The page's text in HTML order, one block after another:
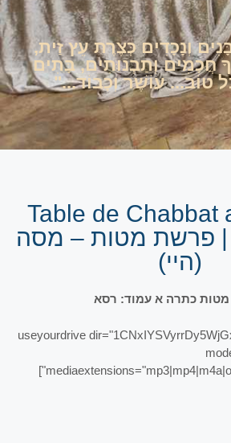
וְנָכָדִים כְּצֶרֶת עֵץ זַית,
חֲכָמִים וְתַבְנוּתִים, בָּתִים
טוֹב... עוֹשֶׁר וְכָבוֹד..."
Table de Chabbat
Chimchon | פרשת מטות – מסה
(היי)
כתרה א עמוד: רסא
[useyourdrive